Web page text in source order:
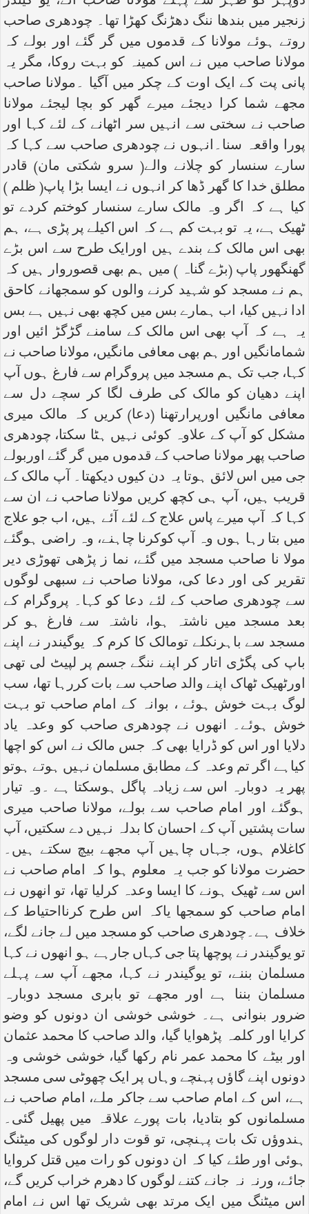
زنجیر میں بندھا ننگ دھڑنگ کھڑا تھا۔ چودھری صاحب
روتے ہوئے مولانا کے قدموں میں گر گئے اور بولے کہ
مولانا صاحب میں نے اس کمینہ کو بہت روکا، مگر یہ
پانی پت کے ایک اوت کے چکر میں آگیا ۔مولانا صاحب
مجھے شما کرا دیجئے میرے گھر کو بچا لیجئے مولانا
صاحب نے سختی سے انہیں سر اٹھانے کے لئے کہا اور
پورا واقعہ سنا۔انہوں نے چودھری صاحب سے کہا کہ
سارے سنسار کو چلانے والے( سرو شکتی مان) قادر
مطلق خدا کا گھر ڈھا کر انہوں نے ایسا بڑا پاپ( ظلم )
کیا ہے کہ اگر وہ مالک سارے سنسار کوختم کردے تو
ٹھیک ہے، یہ تو بہت کم ہے کہ اس اکیلے پر پڑی ہے، ہم
بھی اس مالک کے بندے ہیں اورایک طرح سے اس بڑے
گھنگھور پاپ (بڑے گناہ ) میں ہم بھی قصوروار ہیں کہ
ہم نے مسجد کو شہید کرنے والوں کو سمجھانے کاحق
ادا نہیں کیا، اب ہمارے بس میں کچھ بھی نہیں ہے بس
یہ ہے کہ آپ بھی اس مالک کے سامنے گڑگڑ ائیں اور
شمامانگیں اور ہم بھی معافی مانگیں، مولانا صاحب نے
کہا، جب تک ہم مسجد میں پروگرام سے فارغ ہوں آپ
اپنے دھیان کو مالک کی طرف لگا کر سچے دل سے
معافی مانگیں اورپرارتھنا (دعا) کریں کہ مالک میری
مشکل کو آپ کے علاوہ کوئی نہیں ہٹا سکتا، چودھری
صاحب پھر مولانا صاحب کے قدموں میں گر گئے اوربولے
جی میں اس لائق ہوتا یہ دن کیوں دیکھتا۔ آپ مالک کے
قریب ہیں، آپ ہی کچھ کریں مولانا صاحب نے ان سے
کہا کہ آپ میرے پاس علاج کے لئے آئے ہیں، اب جو علاج
میں بتا رہا ہوں وہ آپ کوکرنا چاہنے، وہ راضی ہوگئے
مولا نا صاحب مسجد میں گئے، نما ز پڑھی تھوڑی دیر
تقریر کی اور دعا کی، مولانا صاحب نے سبھی لوگوں
سے چودھری صاحب کے لئے دعا کو کہا۔ پروگرام کے
بعد مسجد میں ناشتہ ہوا، ناشتہ سے فارغ ہو کر
مسجد سے باہرنکلے تومالک کا کرم کہ یوگیندر نے اپنے
باپ کی پگڑی اتار کر اپنے ننگے جسم پر لپیٹ لی تھی
اورٹھیک ٹھاک اپنے والد صاحب سے بات کررہا تھا، سب
لوگ بہت خوش ہوئے ، بوانہ کے امام صاحب تو بہت
خوش ہوئے۔ انھوں نے چودھری صاحب کو وعدہ یاد
دلایا اور اس کو ڈرایا بھی کہ جس مالک نے اس کو اچھا
کیاہے اگر تم وعدہ کے مطابق مسلمان نہیں ہوتے ہوتو
پھر یہ دوبارہ اس سے زیادہ پاگل ہوسکتا ہے ۔وہ تیار
ہوگئے اور امام صاحب سے بولے، مولانا صاحب میری
سات پشتیں آپ کے احسان کا بدلہ نہیں دے سکتیں، آپ
کاغلام ہوں، جہاں چاہیں آپ مجھے بیچ سکتے ہیں۔
حضرت مولانا کو جب یہ معلوم ہوا کہ امام صاحب نے
اس سے ٹھیک ہونے کا ایسا وعدہ کرلیا تھا، تو انھوں نے
امام صاحب کو سمجھا یاکہ اس طرح کرنااحتیاط کے
خلاف ہے۔چودھری صاحب کو مسجد میں لے جانے لگے،
تو یوگیندر نے پوچھا پتا جی کہاں جارہے ہو انھوں نے کہا
مسلمان بننے، تو یوگیندر نے کہا، مجھے آپ سے پہلے
مسلمان بننا ہے اور مجھے تو بابری مسجد دوبارہ
ضرور بنوانی ہے۔ خوشی خوشی ان دونوں کو وضو
کرایا اور کلمہ پڑھوایا گیا، والد صاحب کا محمد عثمان
اور بیٹے کا محمد عمر نام رکھا گیا، خوشی خوشی وہ
دونوں اپنے گاؤں پہنچے وہاں پر ایک چھوٹی سی مسجد
ہے، اس کے امام صاحب سے جاکر ملے، امام صاحب نے
مسلمانوں کو بتادیا، بات پورے علاقہ میں پھیل گئی۔
ہندوؤں تک بات پہنچی، تو قوت دار لوگوں کی میٹنگ
ہوئی اور طئے کیا کہ ان دونوں کو رات میں قتل کروایا
جائے، ورنہ نہ جانے کتنے لوگوں کا دھرم خراب کریں گے،
اس میٹنگ میں ایک مرتد بھی شریک تھا اس نے امام